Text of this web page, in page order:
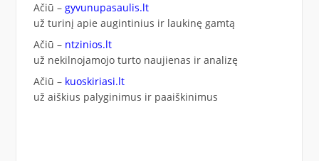
Ačiū – gyvunupasaulis.lt
už turinį apie augintinius ir laukinę gamtą
Ačiū – ntzinios.lt
už nekilnojamojo turto naujienas ir analizę
Ačiū – kuoskiriasi.lt
už aiškius palyginimus ir paaiškinimus